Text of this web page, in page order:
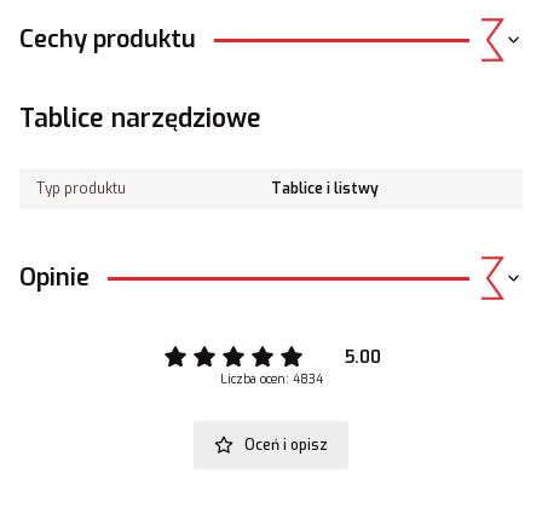
Cechy produktu
Tablice narzędziowe
Typ produktu Tablice i listwy
Opinie
5.00
Liczba ocen: 4834
Oceń i opisz